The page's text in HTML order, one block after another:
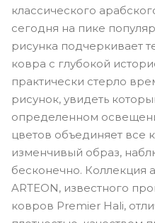
классического
сегодня на пике
рисунка подчеркивает
ковра с глубокой
практически стерло
рисунок, увидеть
определенном
цветов объединяет все
изменчивый образ,
бесконечно. Коллекция
ARTEON, известного
ковров Premier Hali,